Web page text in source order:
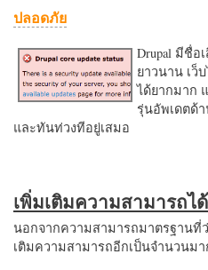
ปลอดภัย
Drupal มีชื่อ
ยาวนาน เว็
ได้ยากมาก
รุ่นอัพเดตด้
และทันท่วงทีอยู่เสมอ
เพิ่มเติมความสามารถไ
นอกจากความสามารถมาตรฐานที่
เติมความสามารถอีกเป็นจำนวนม